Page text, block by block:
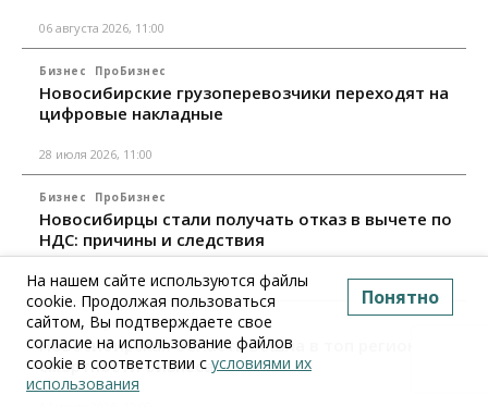
06 августа 2026, 11:00
Бизнес ПроБизнес
Новосибирские грузоперевозчики переходят на
цифровые накладные
28 июля 2026, 11:00
Бизнес ПроБизнес
Новосибирцы стали получать отказ в вычете по
НДС: причины и следствия
24 июля 2026, 10:30
Бизнес ПроБизнес
Новосибирская область вошла в топ регионов по
смертности бизнеса
На нашем сайте используются файлы
cookie. Продолжая пользоваться
сайтом, Вы подтверждаете свое
согласие на использование файлов
cookie в соответствии с условиями их
использования
Понятно